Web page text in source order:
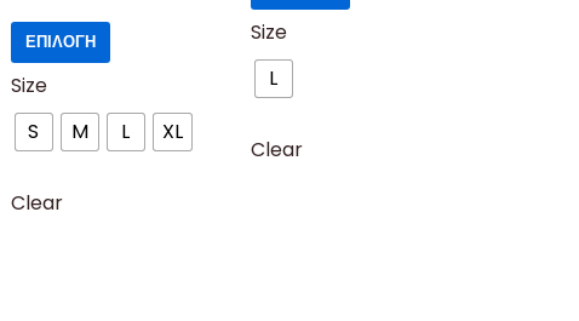
ΕΠΙΛΟΓΉ
Size
S
M L XL
Clear
Size
L
Clear